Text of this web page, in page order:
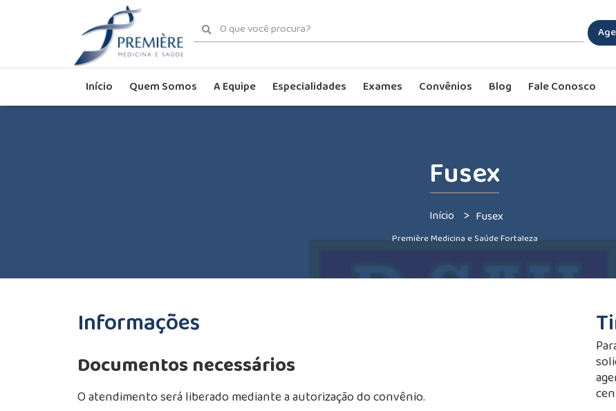
Início Quem Somos A Equipe Especialidades Exames Convênios Blog Fale Conosco
Fusex
Início > Fusex
Première Medicina e Saúde Fortaleza
Informações
Documentos necessários
O atendimento será liberado mediante a autorização do convênio.